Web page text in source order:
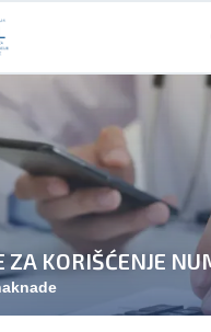
ZA KORIŠĆENJE